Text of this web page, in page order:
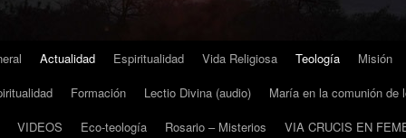
Actualidad Espiritualidad Vida Religiosa Teología Misión
Formación Lectio Divina (audio) María en la comunión de
VIDEOS Eco-teología Rosario – Misterios VIA CRUCIS EN